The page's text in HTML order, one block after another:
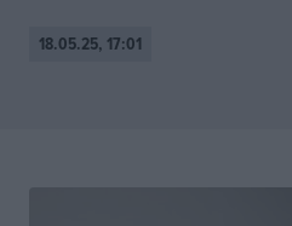
18.05.25, 17:01